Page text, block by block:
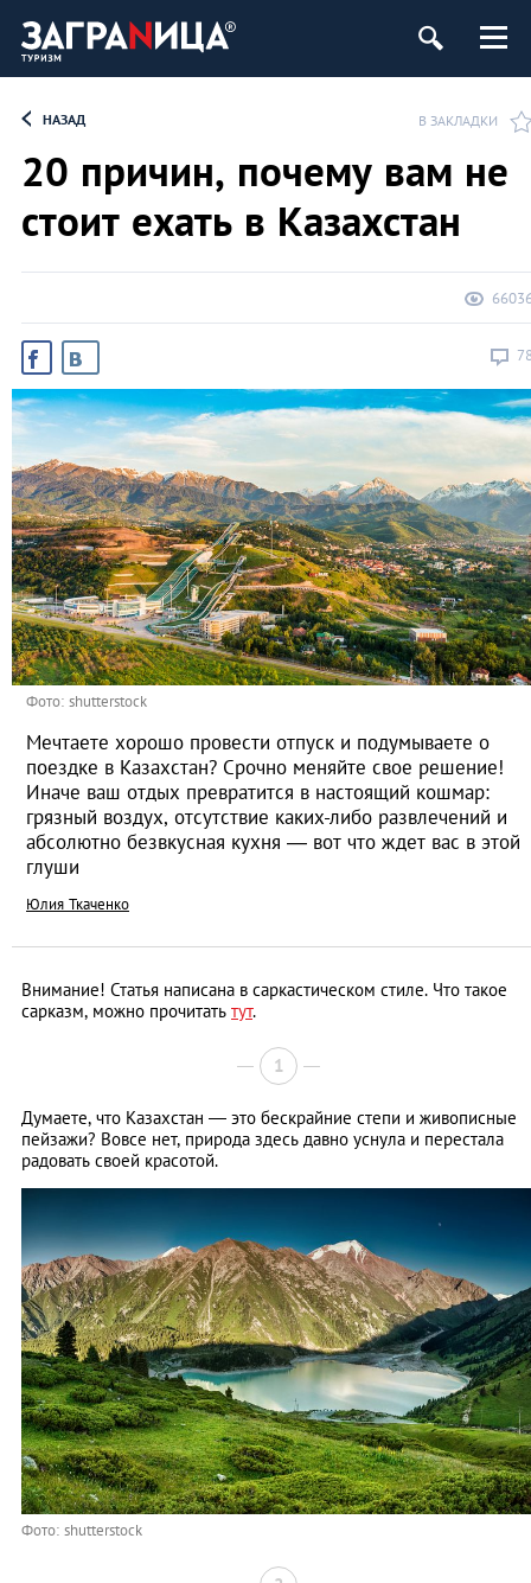
НАЗАД В ЗАКЛАДКИ
20 причин, почему вам не
стоит ехать в Казахстан
Фото: shutterstock
Мечтаете хорошо провести отпуск и подумываете о
поездке в Казахстан? Срочно меняйте свое решение!
Иначе ваш отдых превратится в настоящий кошмар:
грязный воздух, отсутствие каких-либо развлечений и
абсолютно безвкусная кухня — вот что ждет вас в этой
глуши
Юлия Ткаченко
Внимание! Статья написана в саркастическом стиле. Что такое
сарказм, можно прочитать тут.
1
Думаете, что Казахстан — это бескрайние степи и живописные
пейзажи? Вовсе нет, природа здесь давно уснула и перестала
радовать своей красотой.
Фото: shutterstock